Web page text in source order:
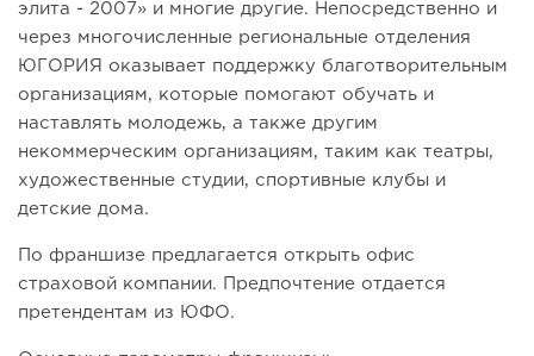
элита - 2007» и многие другие. Непосредственно и
через многочисленные региональные отделения
ЮГОРИЯ оказывает поддержку благотворительным
организациям, которые помогают обучать и
наставлять молодежь, а также другим
некоммерческим организациям, таким как театры,
художественные студии, спортивные клубы и
детские дома.
По франшизе предлагается открыть офис
страховой компании. Предпочтение отдается
претендентам из ЮФО.